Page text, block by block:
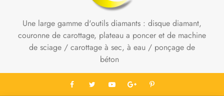
Une large gamme d'outils diamants : disque diamant,
couronne de carottage, plateau a poncer et de machine
de sciage / carottage à sec, à eau / ponçage de
béton